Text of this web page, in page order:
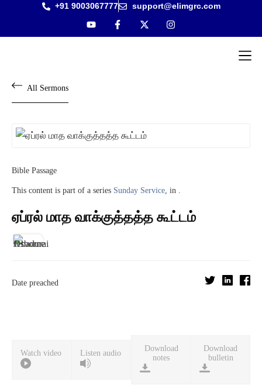
+91 9003067777 support@elimgrc.com
All Sermons
Bible Passage
This content is part of a series Sunday Service , in .
ஏப்ரல் மாத வாக்குத்தத்த கூட்டம்
Date preached
Watch video Listen audio
Download
notes
Download
bulletin